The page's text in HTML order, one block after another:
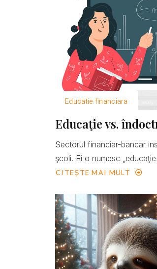
Educatie financiara
Educaţie vs.
Sectorul financiar-bancar
şcoli. Ei o numesc
CITEȘTE MAI MULT